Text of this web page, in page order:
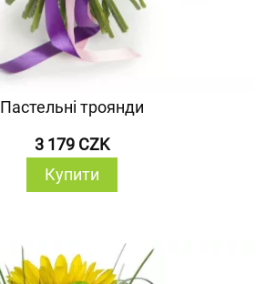
Пастельні троянди
3 179 CZK
Купити